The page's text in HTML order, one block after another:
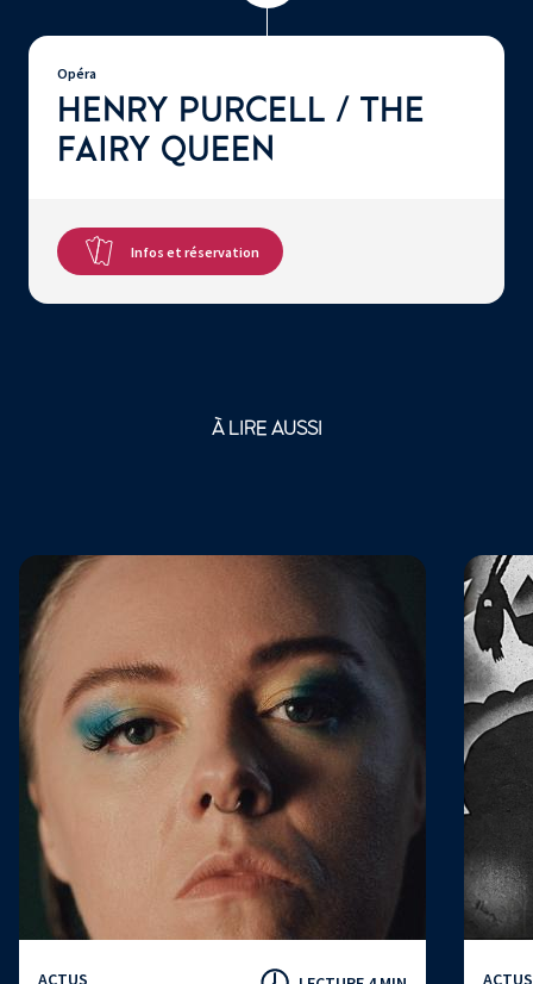
Opéra
HENRY PURCELL / THE
FAIRY QUEEN
Infos et réservation
À LIRE AUSSI
ACTUS ACTUS